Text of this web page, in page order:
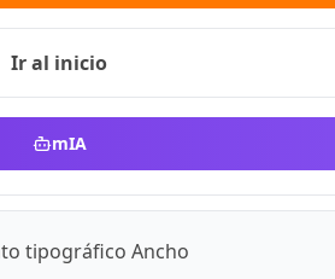
Ir al inicio
mIA
tipográfico Ancho